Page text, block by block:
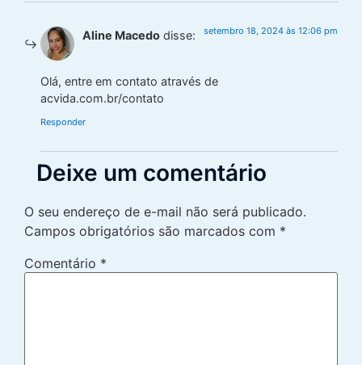
Aline Macedo disse: setembro 18, 2024 às 12:06 pm
Olá, entre em contato através de
acvida.com.br/contato
Responder
Deixe um comentário
O seu endereço de e-mail não será publicado.
Campos obrigatórios são marcados com *
Comentário *